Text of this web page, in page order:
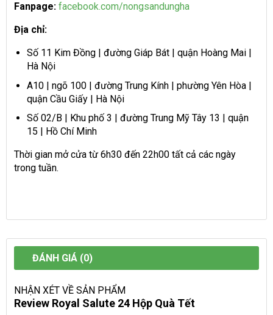
Fanpage: facebook.com/nongsandungha
Địa chỉ:
Số 11 Kim Đồng | đường Giáp Bát | quận Hoàng Mai |
Hà Nội
A10 | ngõ 100 | đường Trung Kính | phường Yên Hòa |
quận Cầu Giấy | Hà Nội
Số 02/B | Khu phố 3 | đường Trung Mỹ Tây 13 | quận
15 | Hồ Chí Minh
Thời gian mở cửa từ 6h30 đến 22h00 tất cả các ngày
trong tuần.
ĐÁNH GIÁ (0)
NHẬN XÉT VỀ SẢN PHẨM
Review Royal Salute 24 Hộp Quà Tết